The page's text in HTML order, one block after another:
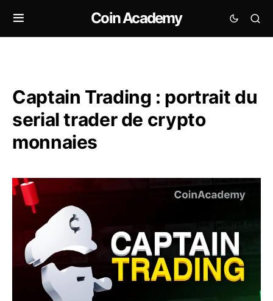
Coin Academy
Captain Trading : portrait du
serial trader de crypto
monnaies